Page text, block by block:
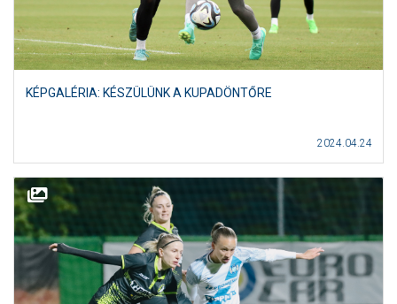
KÉPGALÉRIA: KÉSZÜLÜNK A KUPADÖNTŐRE
2024.04.24